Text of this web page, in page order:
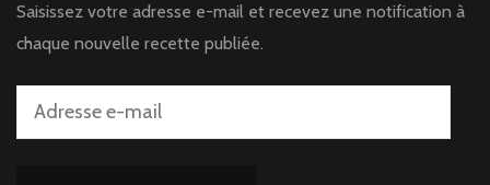
Saisissez votre adresse e-mail et recevez une notification à
chaque nouvelle recette publiée.
Adresse